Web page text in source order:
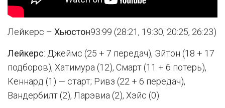
Лейкерс – Хьюстон93:99 (28:21, 19:30, 20:25, 26:23)
Лейкерс: Джеймс (25 + 7 передач), Эйтон (18 + 17
подборов), Хатимура (12), Смарт (11 + 6 потерь),
Кеннард (1) — старт; Ривз (22 + 6 передач),
Вандербилт (2), Ларэвиа (2), Хэйс (0).